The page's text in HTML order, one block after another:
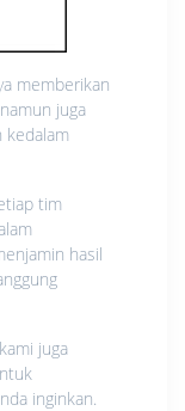
memberikan
namun juga
kedalam
tim
hasil
juga
inginkan.